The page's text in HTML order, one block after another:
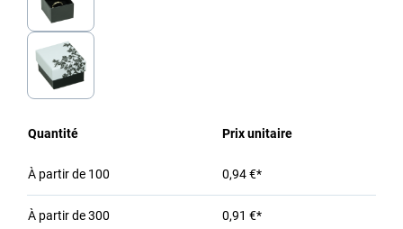
Quantité Prix unitaire
À partir de 100 0,94 €*
À partir de300 0,91 €*